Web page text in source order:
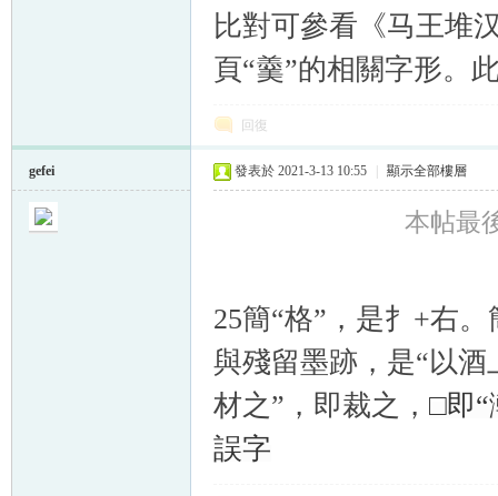
比對可參看《马王堆
頁“羹”的相關字形。
回復
gefei 發表於 2021-3-13 10:55 顯示全部樓層
本帖最
25簡“格”，是扌+右。
與殘留墨跡，是“以酒
材之”，即裁之， □即“
誤字